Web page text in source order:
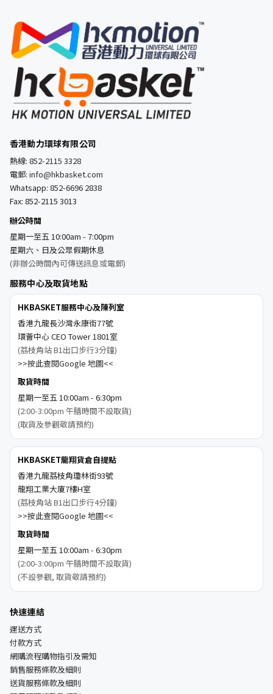
香港動力環球有限公司
熱線: 852-2115 3328
電郵: info@hkbasket.com
Whatsapp: 852-6696 2838
Fax: 852-2115 3013
辦公時間
星期一至五 10:00am - 7:00pm
星期六、日及公眾假期休息
(非辦公時間內可傳送訊息或電郵)
服務中心及取貨地點
HKBASKET服務中心及陳列室
香港九龍長沙灣永康街77號
環薈中心 CEO Tower 1801室
(荔枝角站 B1出口步行3分鐘)
>>按此查閱Google 地圖<<
取貨時間
星期一至五 10:00am - 6:30pm
(2:00-3:00pm 午膳時間不設取貨)
(取貨及參觀敬請預約)
HKBASKET龍翔貨倉自提點
香港九龍荔枝角瓊林街93號
龍翔工業大廈7樓H室
(荔枝角站 B1出口步行4分鐘)
>>按此查閱Google 地圖<<
取貨時間
星期一至五 10:00am - 6:30pm
(2:00-3:00pm 午膳時間不設取貨)
(不設參觀, 取貨敬請預約)
快速連結
運送方式
付款方式
網購流程購物指引及需知
銷售服務條款及細則
送貨服務條款及細則